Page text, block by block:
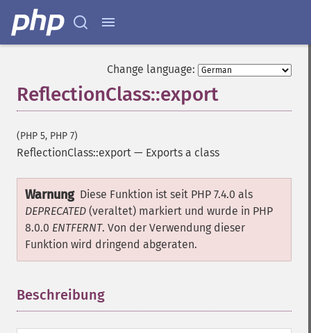
Change language:
ReflectionClass::export
(PHP 5, PHP 7)
ReflectionClass::export — Exports a class
Warnung Diese Funktion ist seit PHP 7.4.0 als
DEPRECATED (veraltet) markiert und wurde in PHP
8.0.0 ENTFERNT. Von der Verwendung dieser
Funktion wird dringend abgeraten.
Beschreibung